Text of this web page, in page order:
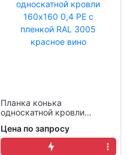
Планка конька
односкатной кровли
RAL 3005 красное вино
Цена по запросу